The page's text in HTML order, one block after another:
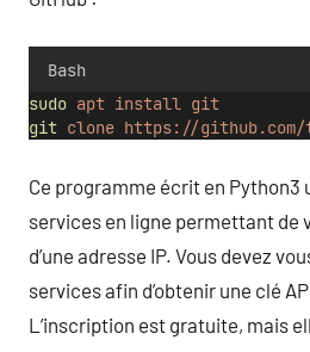
Bash
sudo apt install git
git clone https://github.com/
Ce programme écrit en Python3
services en ligne permettant de
d’une adresse IP. Vous devez
services afin d’obtenir une clé
L’inscription est gratuite, mais